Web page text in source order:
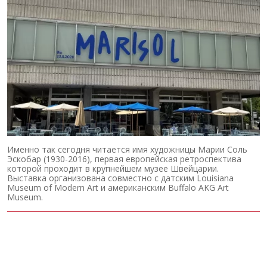
Именно так сегодня читается имя художницы Марии Соль
Эскобар (1930-2016), первая европейская ретроспектива
которой проходит в крупнейшем музее Швейцарии.
Выставка организована совместно с датским Louisiana
Museum of Modern Art и американским Buffalo AKG Art
Museum.